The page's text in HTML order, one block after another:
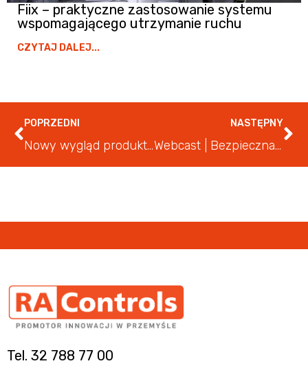
Fiix – praktyczne zastosowanie systemu
wspomagającego utrzymanie ruchu
CZYTAJ DALEJ...
POPRZEDNI
Nowy wygląd produktów z serii CompactLogix 5380 marki Allen-Bradley
NASTĘPNY
Webcast | Bezpieczna i bezawaryjna sieć przemysłowa Ethernet
Tel. 32 788 77 00